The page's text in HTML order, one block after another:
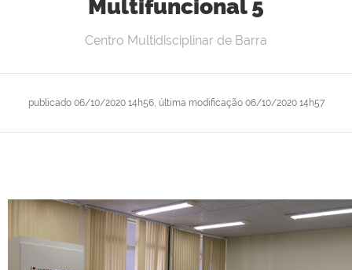
Multifuncional 5
publicado06/10/2020 14h56, última modificação06/10/2020 14h57
Centro Multidisciplinar de Barra